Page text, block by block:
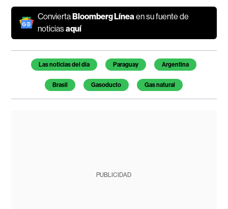
ConviertaBloomberg Línea en su fuente de
noticiasaquí
Temas de este artículo
Las noticias del día Paraguay Argentina
Brasil Gasoducto Gas natural
PUBLICIDAD